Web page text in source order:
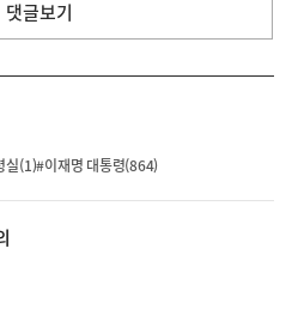
댓글보기
실(1)#이재명 대통령(864)